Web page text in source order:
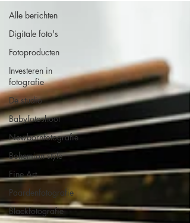
Alle berichten
Digitale foto's
Fotoproducten
Investeren in
fotografie
De studio
Babyfotoshoot
Newbornfotografie
Bohemian style
Fine Art
Paardenfotografie
Blackfotografie